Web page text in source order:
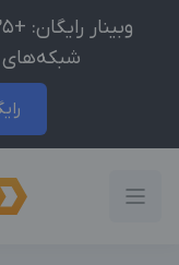
شبکه‌های